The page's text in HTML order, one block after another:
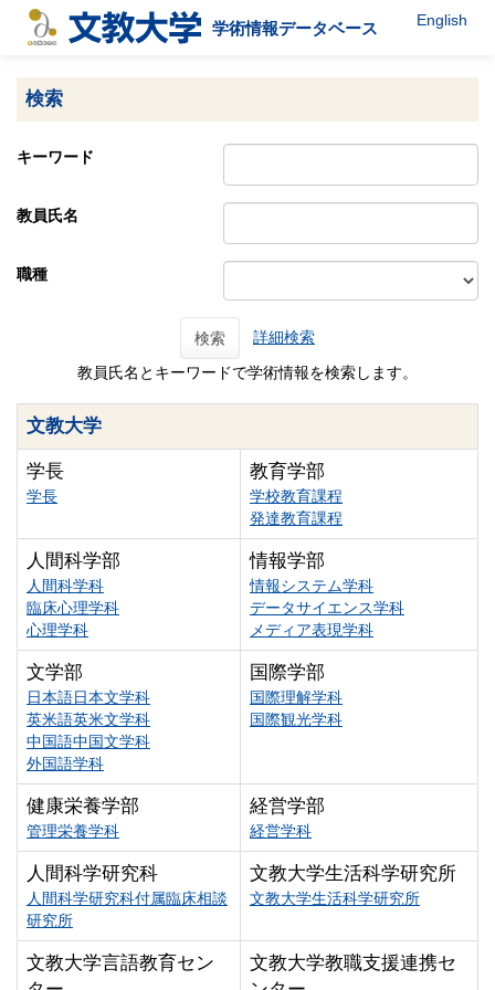
学術情報データベース English
検索
キーワード
教員氏名
職種
検索 詳細検索
教員氏名とキーワードで学術情報を検索します。
文教大学
学長
学長
教育学部
学校教育課程
発達教育課程
人間科学部
人間科学科
臨床心理学科
心理学科
情報学部
情報システム学科
データサイエンス学科
メディア表現学科
文学部
日本語日本文学科
英米語英米文学科
中国語中国文学科
外国語学科
国際学部
国際理解学科
国際観光学科
健康栄養学部
管理栄養学科
経営学部
経営学科
人間科学研究科
人間科学研究科付属臨床相談
研究所
文教大学生活科学研究所
文教大学生活科学研究所
文教大学言語教育セン
文教大学教職支援連携セ